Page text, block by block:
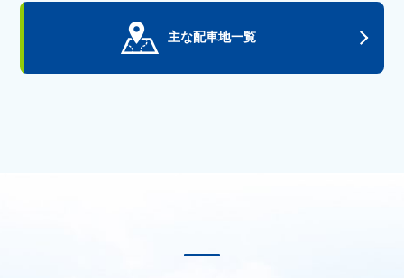
主な配車地一覧